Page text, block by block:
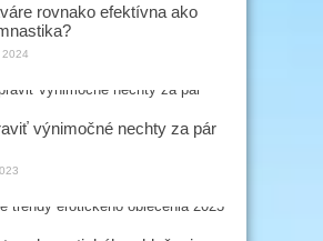
rovnako efektívna ako
výnimočné nechty za pár